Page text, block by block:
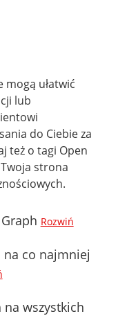
ułatwić
lub
do Ciebie za
też o tagi Open
strona
Rozwiń
na co najmniej
wszystkich